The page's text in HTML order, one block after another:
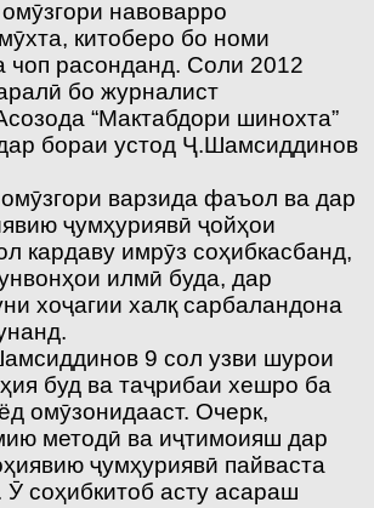
навоварро
китоберо бо номи
чоп расонданд. Соли 2012
бо журналист
“Мактабдори шинохта”
бораи устод Ҷ.Шамсиддинов
варзида фаъол ва дар
ҷумҳуриявӣ ҷойҳои
кардаву имрӯз соҳибкасбанд,
илмӣ буда, дар
хоҷагии халқ сарбаландона
9 сол узви шурои
буд ва таҷрибаи хешро ба
омӯзонидааст. Очерк,
методӣ ва иҷтимоияш дар
ҷумҳуриявӣ пайваста
соҳибкитоб асту асараш